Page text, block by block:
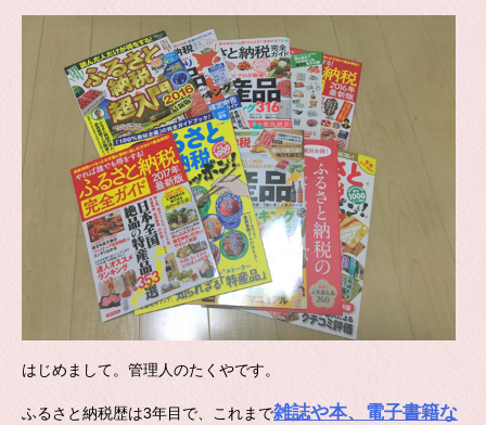
はじめまして。管理人のたくやです。
ふるさと納税歴は3年目で、これまで雑誌や本、電子書籍な